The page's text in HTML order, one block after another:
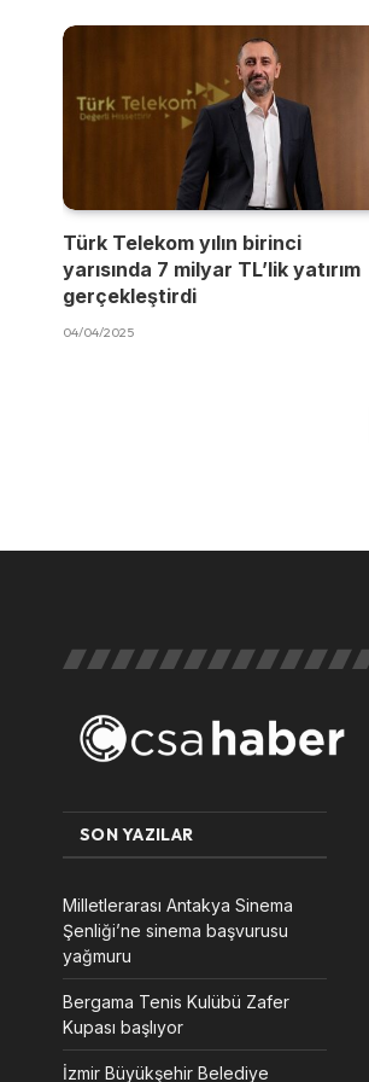
Türk Telekom yılın birinci
yarısında 7 milyar TL’lik yatırım
gerçekleştirdi
04/04/2025
SON YAZILAR
Milletlerarası Antakya Sinema
Şenliği’ne sinema başvurusu
yağmuru
Bergama Tenis Kulübü Zafer
Kupası başlıyor
İzmir Büyükşehir Belediye